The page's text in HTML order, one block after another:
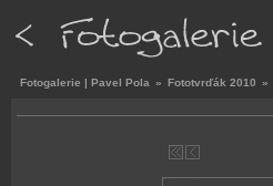
Fotogalerie | Pavel Pola » Fototvrďák 2010 »